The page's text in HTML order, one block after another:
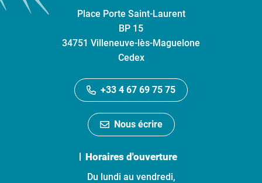
Place Porte Saint-Laurent
BP 15
34751 Villeneuve-lès-Maguelone
Cedex
+33 4 67 69 75 75
Nous écrire
Horaires d'ouverture
Du lundi au vendredi,